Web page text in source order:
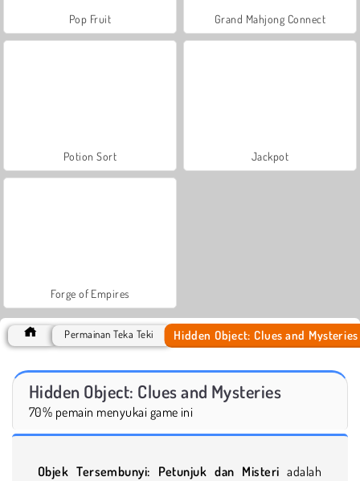
Pop Fruit Grand Mahjong Connect
Potion Sort Jackpot
Forge of Empires
Permainan Teka Teki Hidden Object: Clues and Mysteries
Hidden Object: Clues and Mysteries
70% pemain menyukai game ini
Objek Tersembunyi: Petunjuk dan Misteriadalah